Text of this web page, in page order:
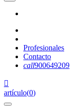
Profesionales
Contacto
call900649209

artículo(0)